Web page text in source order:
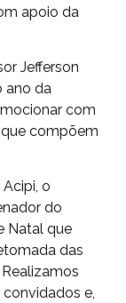
apoio da
Jefferson
ano da
com
compõem
o
do
Natal que
das
e,